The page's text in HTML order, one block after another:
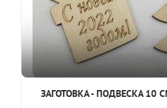
ЗАГОТОВКА - ПОДВЕСКА 10